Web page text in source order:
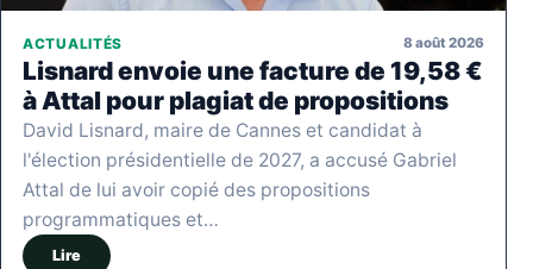
ACTUALITÉS 8 août 2026
Lisnard envoie une facture de 19,58 €
à Attal pour plagiat de propositions
David Lisnard, maire de Cannes et candidat à
l'élection présidentielle de 2027, a accusé Gabriel
Attal de lui avoir copié des propositions
programmatiques et…
Lire